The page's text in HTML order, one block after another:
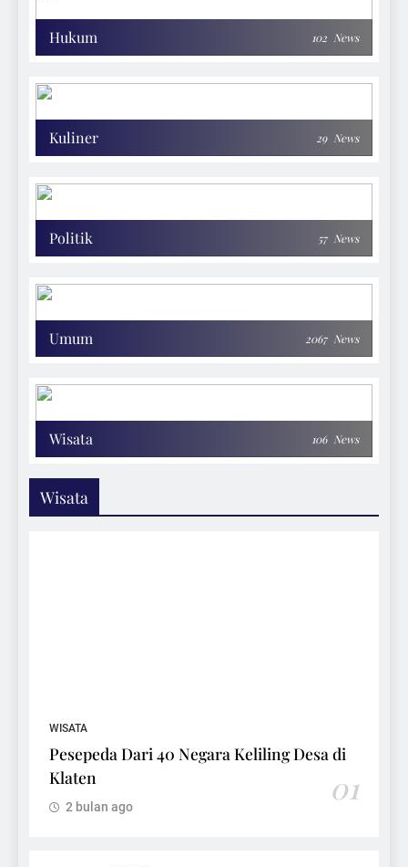
Hukum 102 News
Kuliner 29 News
Politik 57 News
Umum 2067 News
Wisata 106 News
Wisata
WISATA
Pesepeda Dari 40 Negara Keliling Desa di
Klaten
01
2 bulan ago